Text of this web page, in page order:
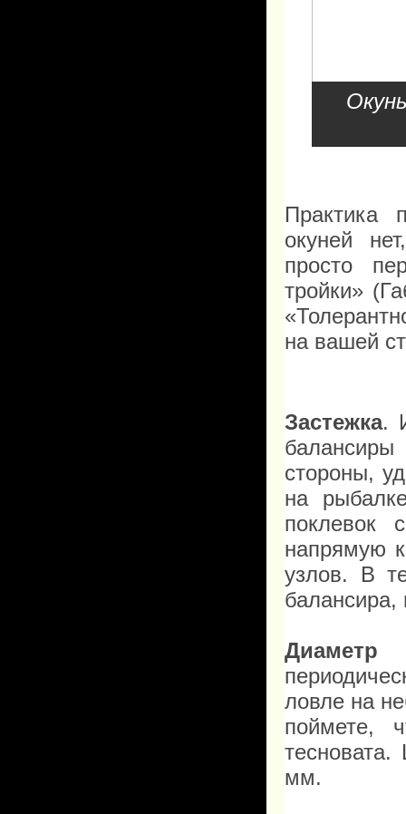
Практика
окуней
просто
тройки» (
на вашей
Застежка.
стороны,
на
поклевок
напрямую
узлов. В
балансира,
Диаметр
ловле на
поймете,
мм.